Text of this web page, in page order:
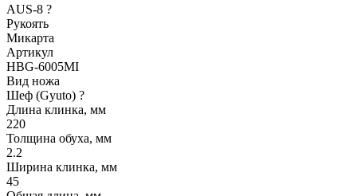
AUS-8 ?
Рукоять
Микарта
Артикул
HBG-6005MI
Вид ножа
Шеф (Gyuto) ?
Длина клинка, мм
220
Толщина обуха, мм
2.2
Ширина клинка, мм
45